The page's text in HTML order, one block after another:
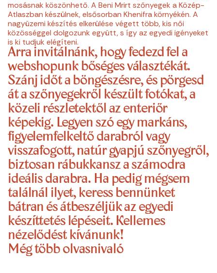
mosásnak köszönhető. A Beni Mrirt szőnyegek a Közép-
Atlaszban készülnek, elsősorban Khenifra környékén. A
nagyüzemi készítés elkerülése végett több, kis női
közösséggel dolgozunk együtt, s így az egyedi igényeket
is ki tudjuk elégíteni.
Arra invitálnánk, hogy fedezd fel a
webshopunk bőséges választékát.
Szánj időt a böngészésre, és pörgesd
át a szőnyegekről készült fotókat, a
közeli részletektől az enteriőr
képekig. Legyen szó egy markáns,
figyelemfelkeltő darabról vagy
visszafogott, natúr gyapjú szőnyegről,
biztosan rábukkansz a számodra
ideális darabra. Ha pedig mégsem
találnál ilyet, keress bennünket
bátran és átbeszéljük az egyedi
készíttetés lépéseit. Kellemes
nézelődést kívánunk!
Még több olvasnivaló